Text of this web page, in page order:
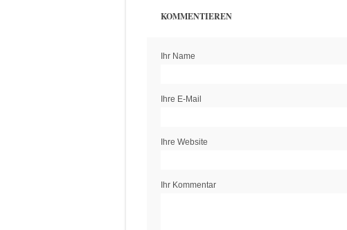
KOMMENTIEREN
Ihr Name
Ihre E-Mail
Ihre Website
Ihr Kommentar